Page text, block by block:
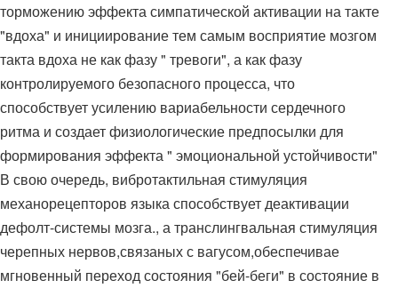
торможению эффекта симпатической активации на такте
"вдоха" и инициирование тем самым восприятие мозгом
такта вдоха не как фазу " тревоги", а как фазу
контролируемого безопасного процесса, что
способствует усилению вариабельности сердечного
ритма и создает физиологические предпосылки для
формирования эффекта " эмоциональной устойчивости"
В свою очередь, вибротактильная стимуляция
механорецепторов языка способствует деактивации
дефолт-системы мозга., а транслингвальная стимуляция
черепных нервов,связаных с вагусом,обеспечивае
мгновенный переход состояния "бей-беги" в состояние в